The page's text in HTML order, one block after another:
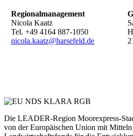
Regionalmanagement
Nicola Kaatz
Tel. +49 4164 887-1050
nicola.kaatz@harsefeld.de
Die LEADER-Region Moorexpress-
von der Europäischen Union mit Mitteln